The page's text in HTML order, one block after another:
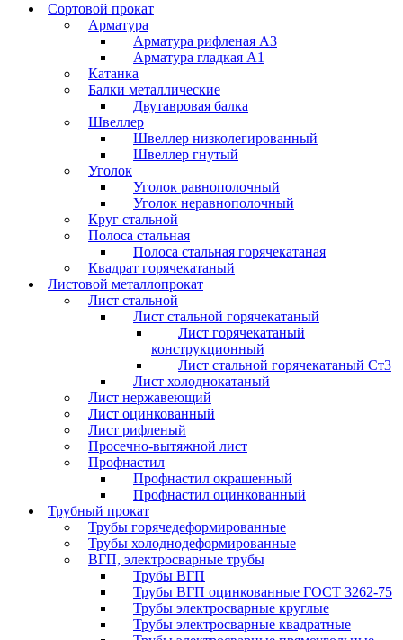
Сортовой прокат
Арматура
Арматура рифленая А3
Арматура гладкая А1
Катанка
Балки металлические
Двутавровая балка
Швеллер
Швеллер низколегированный
Швеллер гнутый
Уголок
Уголок равнополочный
Уголок неравнополочный
Круг стальной
Полоса стальная
Полоса стальная горячекатаная
Квадрат горячекатаный
Листовой металлопрокат
Лист стальной
Лист стальной горячекатаный
Лист горячекатаный
конструкционный
Лист стальной горячекатаный Ст3
Лист холоднокатаный
Лист нержавеющий
Лист оцинкованный
Лист рифленый
Просечно-вытяжной лист
Профнастил
Профнастил окрашенный
Профнастил оцинкованный
Трубный прокат
Трубы горячедеформированные
Трубы холоднодеформированные
ВГП, электросварные трубы
Трубы ВГП
Трубы ВГП оцинкованные ГОСТ 3262-75
Трубы электросварные круглые
Трубы электросварные квадратные